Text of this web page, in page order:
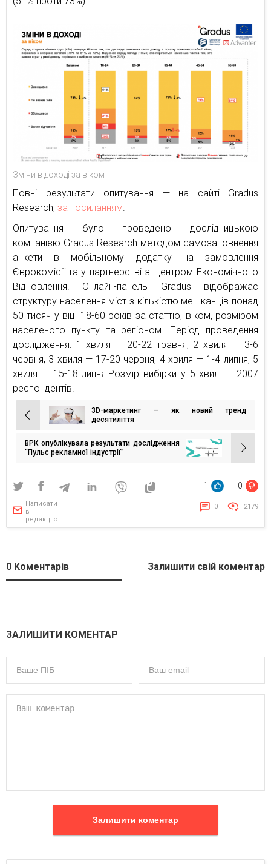
Зміни в доході за віком
Повні результати опитування — на сайті Gradus
Research, за посиланням
Опитування було проведено дослідницькою
компанією Gradus Research методом самозаповнення
анкети в мобільному додатку на замовлення
Єврокомісії та у партнерстві з Центром Економічного
Відновлення. Онлайн-панель Gradus відображає
структуру населення міст з кількістю мешканців понад
50 тисяч у віці 18-60 років за статтю, віком, розміром
населеного пункту та регіоном. Період проведення
дослідження: 1 хвиля — 20-22 травня, 2 хвиля — 3-6
червня, 3 хвиля — 17-20 червня, 4 хвиля — 1-4 липня, 5
хвиля — 15-18 липня.Розмір вибірки у 5 хвилі — 2007
респондентів.
Навігація
записів
3D-маркетинг — як новий тренд
десятиліття
ВРК опублікувала результати дослідження
“Пульс рекламної індустрії”
1 0
Написати
в
редакцію
0 2179
0 Коментарів Залишити свій коментар
ЗАЛИШИТИ КОМЕНТАР
Залишити коментар